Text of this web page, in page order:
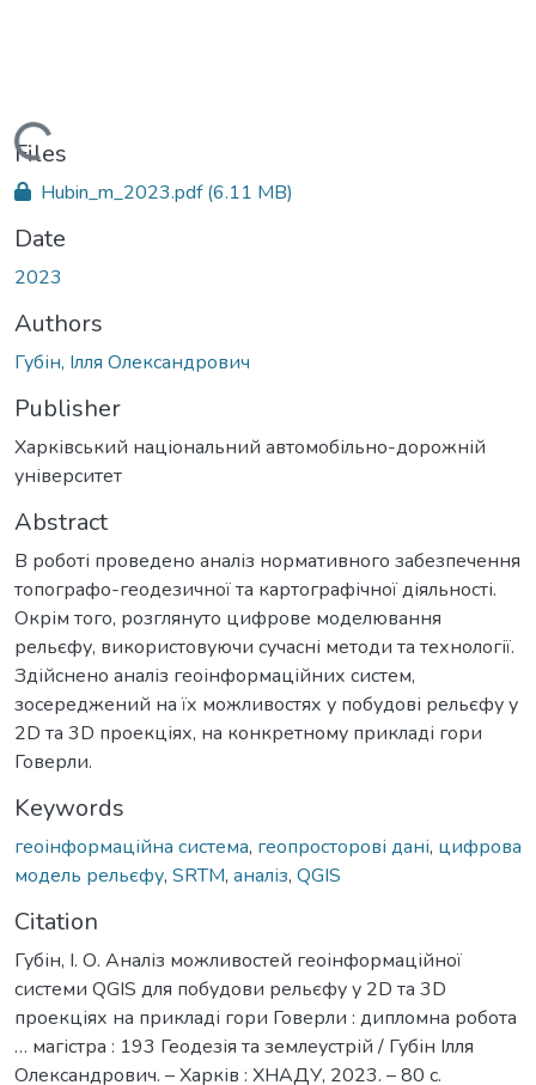
Loading...
Files
Hubin_m_2023.pdf(6.11 MB)
Date
2023
Authors
Губін, Ілля Олександрович
Publisher
Харківський національний автомобільно-дорожній
університет
Abstract
В роботі проведено аналіз нормативного забезпечення
топографо-геодезичної та картографічної діяльності.
Окрім того, розглянуто цифрове моделювання
рельєфу, використовуючи сучасні методи та технології.
Здійснено аналіз геоінформаційних систем,
зосереджений на їх можливостях у побудові рельєфу у
2D та 3D проекціях, на конкретному прикладі гори
Говерли.
Keywords
геоінформаційна система, геопросторові дані, цифрова
модель рельєфу, SRTM, аналіз, QGIS
Citation
Губін, І. О. Аналіз можливостей геоінформаційної
системи QGIS для побудови рельєфу у 2D та 3D
проекціях на прикладі гори Говерли : дипломна робота
… магістра : 193 Геодезія та землеустрій / Губін Ілля
Олександрович. – Харків : ХНАДУ, 2023. – 80 с.